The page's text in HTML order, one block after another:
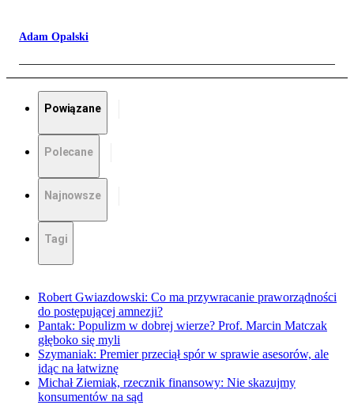
Adam Opalski
Powiązane
Polecane
Najnowsze
Tagi
Robert Gwiazdowski: Co ma przywracanie praworządności
do postępującej amnezji?
Pantak: Populizm w dobrej wierze? Prof. Marcin Matczak
głęboko się myli
Szymaniak: Premier przeciął spór w sprawie asesorów, ale
idąc na łatwiznę
Michał Ziemiak, rzecznik finansowy: Nie skazujmy
konsumentów na sąd